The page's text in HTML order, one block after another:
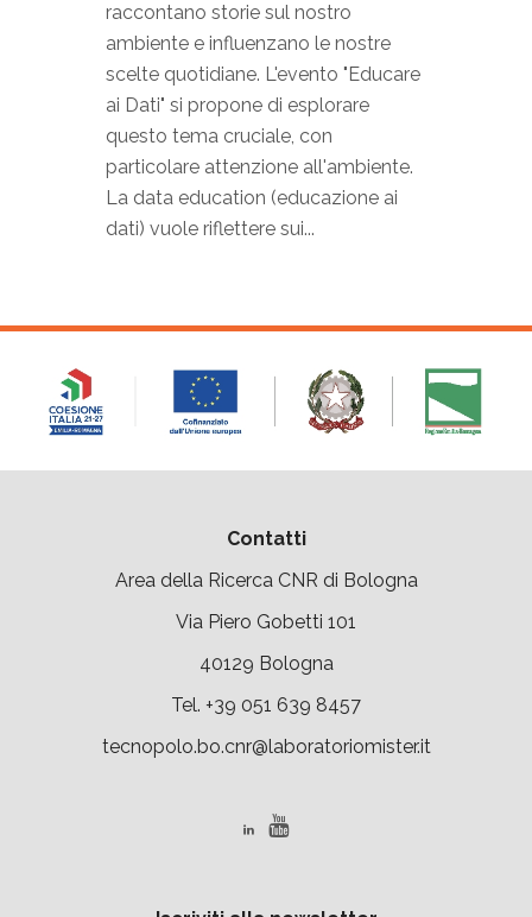
raccontano storie sul nostro
ambiente e influenzano le nostre
scelte quotidiane. L'evento "Educare
ai Dati" si propone di esplorare
questo tema cruciale, con
particolare attenzione all'ambiente.
La data education (educazione ai
dati) vuole riflettere sui...
Contatti
Area della Ricerca CNR di Bologna
Via Piero Gobetti 101
40129 Bologna
Tel. +39 051 639 8457
tecnopolo.bo.cnr@laboratoriomister.it